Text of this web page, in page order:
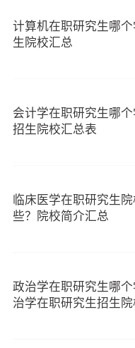
1、课程资源丰富。
入学后培养方式与在校
科的培养方案统一安排
2、考试通过率高。
针对国家组织的同等学
针对考试重点难点安排
3、学习时间灵活。
面授和网络两种教学
目前，锦州医科大学基
锦州医
计算机在职研究生哪个
生院校汇总
会计学在职研究生哪
招生院校汇总表
临床医学在职研究生
些？院校简介汇总
政治学在职研究生哪个
治学在职研究生招生